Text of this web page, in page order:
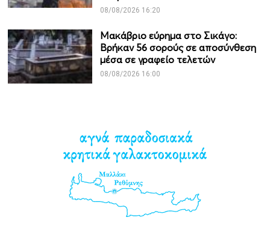
08/08/2026 16:20
Μακάβριο εύρημα στο Σικάγο:
Βρήκαν 56 σορούς σε αποσύνθεση
μέσα σε γραφείο τελετών
08/08/2026 16:00